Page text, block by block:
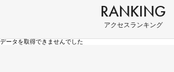
RANKING
アクセスランキング
データを取得できませんでした